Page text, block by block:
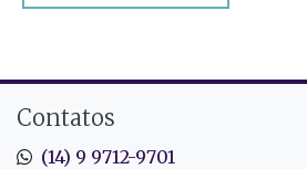
Contatos
(14) 9 9712-9701